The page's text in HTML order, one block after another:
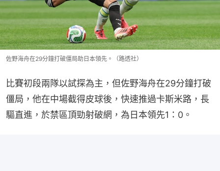
佐野海舟在29分鐘打破僵局助日本領先。（路透社）
比賽初段兩隊以試探為主，但佐野海舟在29分鐘打破
僵局，他在中場截得皮球後，快速推過卡斯米路，長
驅直進，於禁區頂勁射破網，為日本領先1：0。